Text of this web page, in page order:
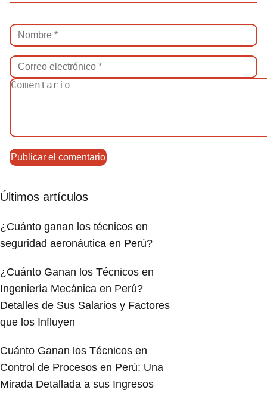
Últimos artículos
¿Cuánto ganan los técnicos en
seguridad aeronáutica en Perú?
¿Cuánto Ganan los Técnicos en
Ingeniería Mecánica en Perú?
Detalles de Sus Salarios y Factores
que los Influyen
Cuánto Ganan los Técnicos en
Control de Procesos en Perú: Una
Mirada Detallada a sus Ingresos